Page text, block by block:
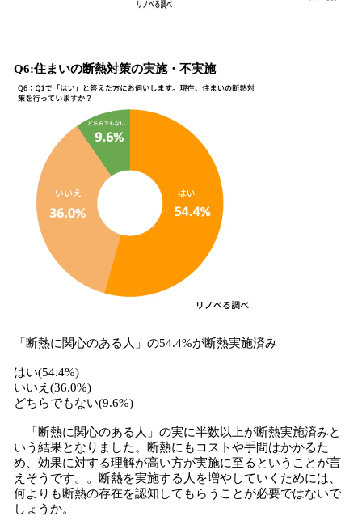
Q6:住まいの断熱対策の実施・不実施
「断熱に関心のある人」の54.4%が断熱実施済み
はい(54.4%)
いいえ(36.0%)
どちらでもない(9.6%)
「断熱に関心のある人」の実に半数以上が断熱実施済みと
いう結果となりました。断熱にもコストや手間はかかるた
め、効果に対する理解が高い方が実施に至るということが言
えそうです。。断熱を実施する人を増やしていくためには、
何よりも断熱の存在を認知してもらうことが必要ではないで
しょうか。